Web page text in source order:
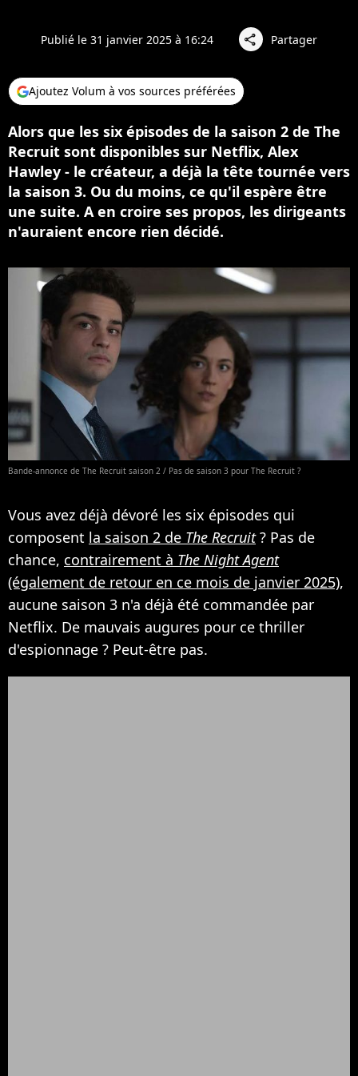
Publié le 31 janvier 2025 à 16:24 share Partager
Ajoutez Volum à vos sources préférées
Alors que les six épisodes de la saison 2 de The
Recruit sont disponibles sur Netflix, Alex
Hawley - le créateur, a déjà la tête tournée vers
la saison 3. Ou du moins, ce qu'il espère être
une suite. A en croire ses propos, les dirigeants
n'auraient encore rien décidé.
Bande-annonce de The Recruit saison 2 / Pas de saison 3 pour The Recruit ?
Vous avez déjà dévoré les six épisodes qui
composent la saison 2 de The Recruit? Pas de
chance, contrairement à The Night Agent
(également de retour en ce mois de janvier 2025),
aucune saison 3 n'a déjà été commandée par
Netflix. De mauvais augures pour ce thriller
d'espionnage ? Peut-être pas.